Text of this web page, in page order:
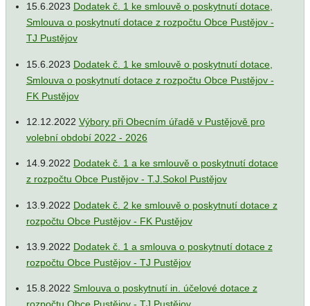
15.6.2023 Dodatek č. 1 ke smlouvě o poskytnutí dotace,
Smlouva o poskytnutí dotace z rozpočtu Obce Pustějov -
TJ Pustějov
15.6.2023 Dodatek č. 1 ke smlouvě o poskytnutí dotace,
Smlouva o poskytnutí dotace z rozpočtu Obce Pustějov -
FK Pustějov
12.12.2022 Výbory při Obecním úřadě v Pustějově pro
volební období 2022 - 2026
14.9.2022 Dodatek č. 1 a ke smlouvě o poskytnutí dotace
z rozpočtu Obce Pustějov - T.J.Sokol Pustějov
13.9.2022 Dodatek č. 2 ke smlouvě o poskytnutí dotace z
rozpočtu Obce Pustějov - FK Pustějov
13.9.2022 Dodatek č. 1 a smlouva o poskytnutí dotace z
rozpočtu Obce Pustějov - TJ Pustějov
15.8.2022 Smlouva o poskytnutí in. účelové dotace z